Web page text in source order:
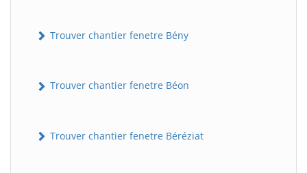
Trouver chantier fenetre Bény
Trouver chantier fenetre Béon
Trouver chantier fenetre Béréziat